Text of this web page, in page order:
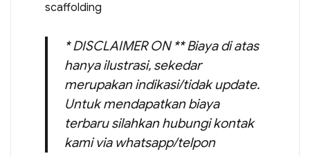
scaffolding
* DISCLAIMER ON ** Biaya di atas
hanya ilustrasi, sekedar
merupakan indikasi/tidak update.
Untuk mendapatkan biaya
terbaru silahkan hubungi kontak
kami via whatsapp/telpon